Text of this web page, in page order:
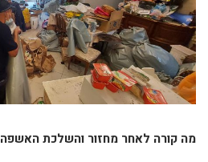
מה קורה לאחר מחזור והשלכת